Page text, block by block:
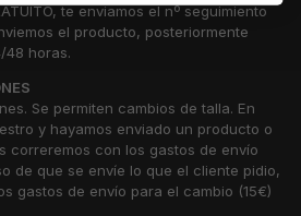
te enviamos el nº seguimiento
el producto, posteriormente
48 horas.
Se permiten cambios de talla. En
y hayamos enviado un producto o
correremos con los gastos de envío
de que se envíe lo que el cliente pidio,
gastos de envío para el cambio (15€)